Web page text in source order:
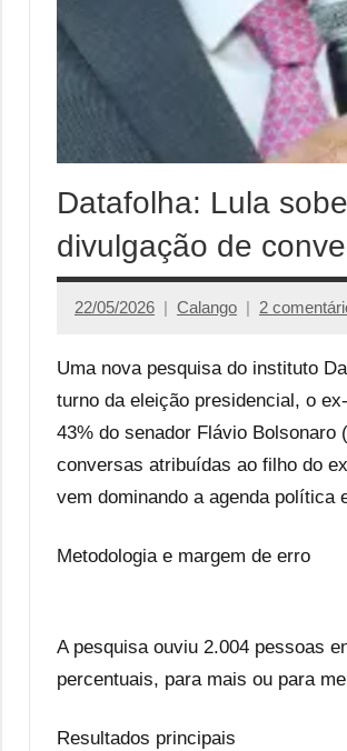
Datafolha: Lula
divulgação de
22/05/2026 Calango 2
Uma nova pesquisa do instituto
turno da eleição presidencial, o
43% do senador Flávio
conversas atribuídas ao filho do
vem dominando a agenda política
Metodologia e margem de erro
A pesquisa ouviu 2.004 pessoas
percentuais, para mais ou para
Resultados principais